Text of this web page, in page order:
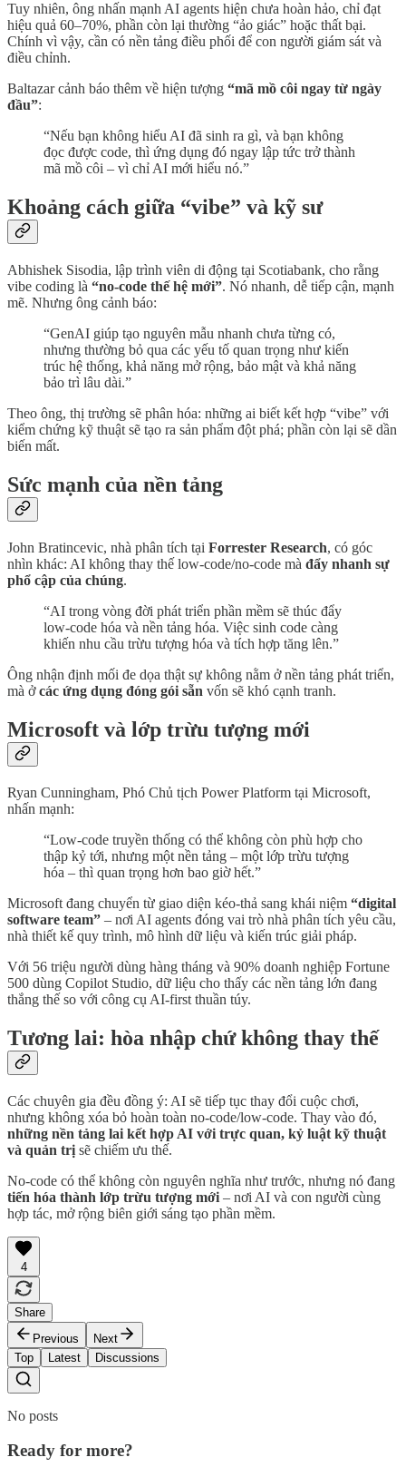
Tuy nhiên, ông nhấn mạnh AI agents hiện chưa hoàn hảo, chỉ đạt
hiệu quả 60–70%, phần còn lại thường “ảo giác” hoặc thất bại.
Chính vì vậy, cần có nền tảng điều phối để con người giám sát và
điều chỉnh.
Baltazar cảnh báo thêm về hiện tượng “mã mồ côi ngay từ ngày
đầu”:
“Nếu bạn không hiểu AI đã sinh ra gì, và bạn không
đọc được code, thì ứng dụng đó ngay lập tức trở thành
mã mồ côi – vì chỉ AI mới hiểu nó.”
Khoảng cách giữa “vibe” và kỹ sư
Abhishek Sisodia, lập trình viên di động tại Scotiabank, cho rằng
vibe coding là “no-code thế hệ mới”. Nó nhanh, dễ tiếp cận, mạnh
mẽ. Nhưng ông cảnh báo:
“GenAI giúp tạo nguyên mẫu nhanh chưa từng có,
nhưng thường bỏ qua các yếu tố quan trọng như kiến
trúc hệ thống, khả năng mở rộng, bảo mật và khả năng
bảo trì lâu dài.”
Theo ông, thị trường sẽ phân hóa: những ai biết kết hợp “vibe” với
kiểm chứng kỹ thuật sẽ tạo ra sản phẩm đột phá; phần còn lại sẽ dần
biến mất.
Sức mạnh của nền tảng
John Bratincevic, nhà phân tích tại Forrester Research, có góc
nhìn khác: AI không thay thế low-code/no-code mà đẩy nhanh sự
phổ cập của chúng.
“AI trong vòng đời phát triển phần mềm sẽ thúc đẩy
low-code hóa và nền tảng hóa. Việc sinh code càng
khiến nhu cầu trừu tượng hóa và tích hợp tăng lên.”
Ông nhận định mối đe dọa thật sự không nằm ở nền tảng phát triển,
mà ởcác ứng dụng đóng gói sẵn vốn sẽ khó cạnh tranh.
Microsoft và lớp trừu tượng mới
Ryan Cunningham, Phó Chủ tịch Power Platform tại Microsoft,
nhấn mạnh:
“Low-code truyền thống có thể không còn phù hợp cho
thập kỷ tới, nhưng một nền tảng – một lớp trừu tượng
hóa – thì quan trọng hơn bao giờ hết.”
Microsoft đang chuyển từ giao diện kéo-thả sang khái niệm “digital
software team” – nơi AI agents đóng vai trò nhà phân tích yêu cầu,
nhà thiết kế quy trình, mô hình dữ liệu và kiến trúc giải pháp.
Với 56 triệu người dùng hàng tháng và 90% doanh nghiệp Fortune
500 dùng Copilot Studio, dữ liệu cho thấy các nền tảng lớn đang
thắng thế so với công cụ AI-first thuần túy.
Tương lai: hòa nhập chứ không thay thế
Các chuyên gia đều đồng ý: AI sẽ tiếp tục thay đổi cuộc chơi,
nhưng không xóa bỏ hoàn toàn no-code/low-code. Thay vào đó,
những nền tảng lai kết hợp AI với trực quan, kỷ luật kỹ thuật
và quản trị sẽ chiếm ưu thế.
No-code có thể không còn nguyên nghĩa như trước, nhưng nó đang
tiến hóa thành lớp trừu tượng mới – nơi AI và con người cùng
hợp tác, mở rộng biên giới sáng tạo phần mềm.
4
Share
Previous
Next
Top
Latest Discussions
No posts
Ready for more?